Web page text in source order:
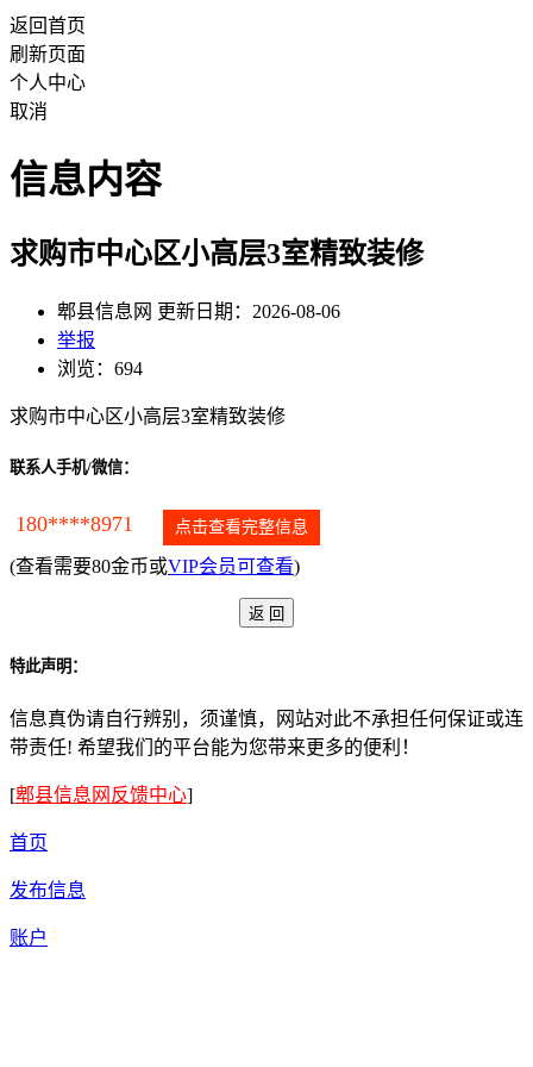
返回首页
刷新页面
个人中心
取消
信息内容
求购市中心区小高层3室精致装修
郫县信息网 更新日期：2026-08-06
举报
浏览：694
求购市中心区小高层3室精致装修
联系人手机/微信：
180****8971 点击查看完整信息
(查看需要80金币或VIP会员可查看)
特此声明：
信息真伪请自行辨别，须谨慎，网站对此不承担任何保证或连
带责任! 希望我们的平台能为您带来更多的便利！
[郫县信息网反馈中心]
首页
发布信息
账户